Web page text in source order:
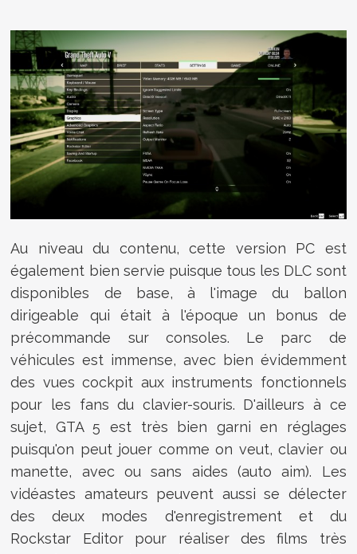
Au niveau du contenu, cette version PC est
également bien servie puisque tous les DLC sont
disponibles de base, à l'image du ballon
dirigeable qui était à l'époque un bonus de
précommande sur consoles. Le parc de
véhicules est immense, avec bien évidemment
des vues cockpit aux instruments fonctionnels
pour les fans du clavier-souris. D'ailleurs à ce
sujet, GTA 5 est très bien garni en réglages
puisqu'on peut jouer comme on veut, clavier ou
manette, avec ou sans aides (auto aim). Les
vidéastes amateurs peuvent aussi se délecter
des deux modes d'enregistrement et du
Rockstar Editor pour réaliser des films très